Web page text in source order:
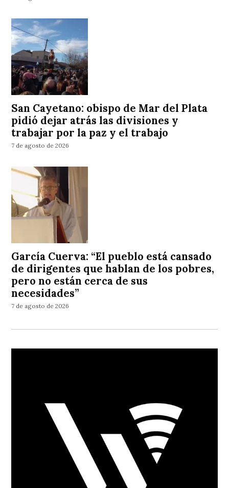
San Cayetano: obispo de Mar del Plata
pidió dejar atrás las divisiones y
trabajar por la paz y el trabajo
7 de agosto de 2026
García Cuerva: “El pueblo está cansado
de dirigentes que hablan de los pobres,
pero no están cerca de sus
necesidades”
7 de agosto de 2026